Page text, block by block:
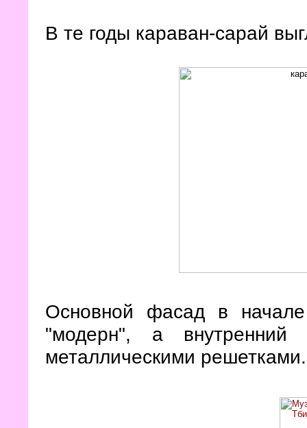
В те годы караван-сарай
Основной фасад в
"модерн", а
металлическими решетками.